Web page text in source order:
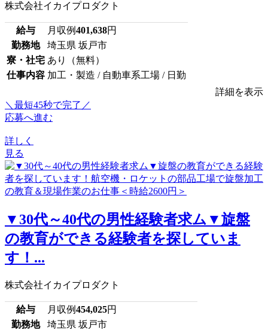
株式会社イカイプロダクト
給与 月収例401,638円
勤務地
埼玉県 坂戸市
寮・社宅 あり（無料）
仕事内容 加工・製造 / 自動車系工場 / 日勤
詳細を表示
＼最短45秒で完了／
応募へ進む
詳しく
見る
▼30代～40代の男性経験者求ム▼旋盤
の教育ができる経験者を探していま
す！...
株式会社イカイプロダクト
給与 月収例454,025円
勤務地
埼玉県 坂戸市